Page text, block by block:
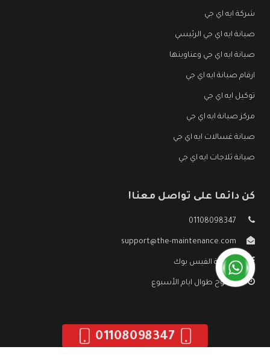
شركة ايه اي جي
صيانة ايه اي جي الرئيسي
صيانة ايه اي جي وعناوينها
ارقام صيانة ايه اي جي
توكيل ايه اي جي
مركز صيانة ايه اي جي
صيانة غسالات ايه اي جي
صيانة ثلاجات ايه اي جي
كن دائما على تواصل معنا!
01108098347
support@the-maintenance.com
صفحة الفيس بوك
مفتوح طوال ايام الأسبوع
01108098347